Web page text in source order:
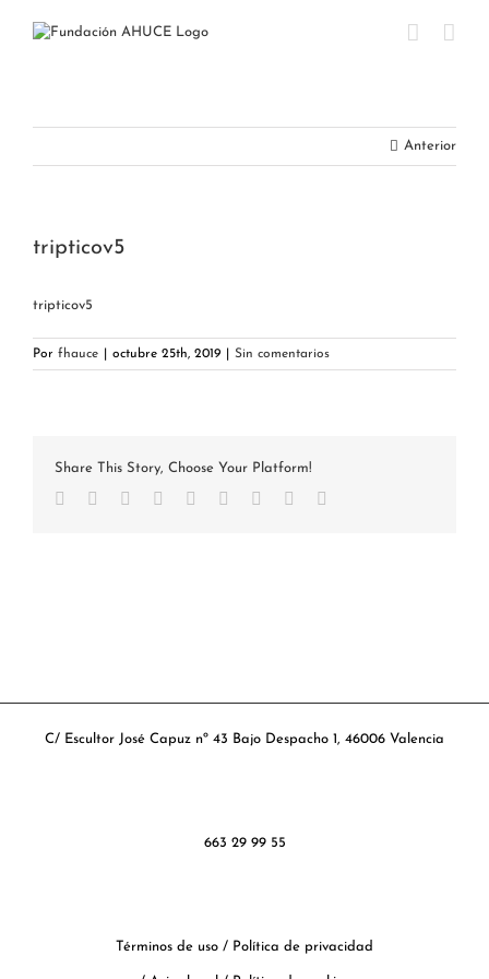
Anterior
tripticov5
tripticov5
Por fhauce octubre 25th, 2019 Sin comentarios
Share This Story, Choose Your Platform!
Facebook
TwitterReddit LinkedInWhatsApp
TumblrPinterest
C/ Escultor José Capuz nº 43 Bajo Despacho 1, 46006 Valencia
663 29 99 55
Términos de uso / Política de privacidad